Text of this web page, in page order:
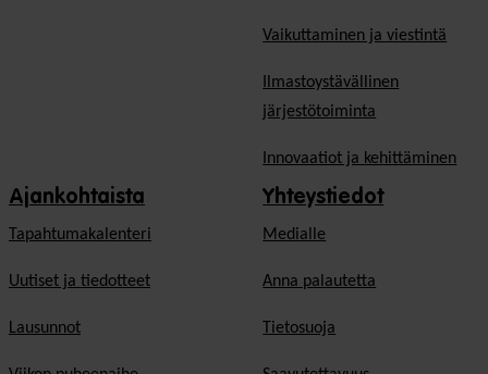
Vaikuttaminen ja viestintä
Ilmastoystävällinen
järjestötoiminta
Innovaatiot ja kehittäminen
Ajankohtaista
Tapahtumakalenteri
Uutiset ja tiedotteet
Lausunnot
Yhteystiedot
Medialle
Anna palautetta
Tietosuoja